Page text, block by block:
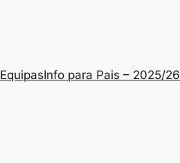
EquipasInfo para Pais – 2025/26